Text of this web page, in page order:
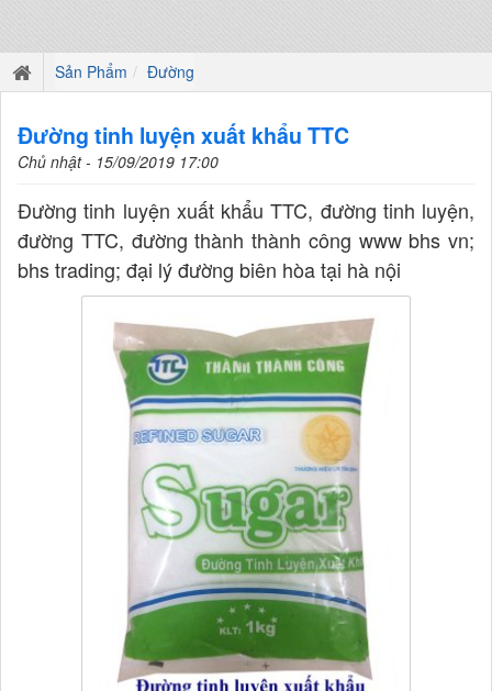
Sản Phẩm Đường
Đường tinh luyện xuất khẩu TTC
Chủ nhật - 15/09/2019 17:00
Đường tinh luyện xuất khẩu TTC, đường tinh luyện,
đường TTC, đường thành thành công www bhs vn;
bhs trading; đại lý đường biên hòa tại hà nội